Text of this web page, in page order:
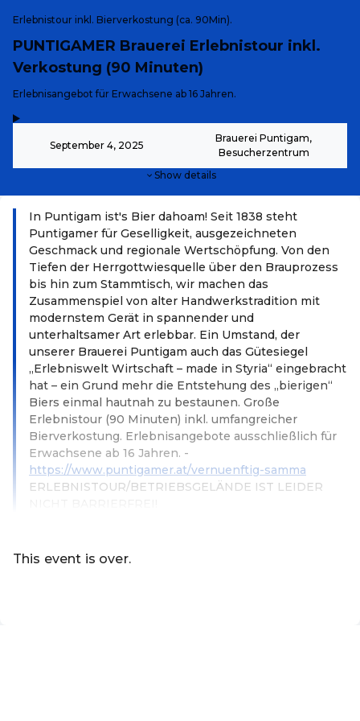
Erlebnistour inkl. Bierverkostung (ca. 90Min).
PUNTIGAMER Brauerei Erlebnistour inkl.
Verkostung (90 Minuten)
-
Erlebnisangebot für Erwachsene ab 16 Jahren.
September 4, 2025
Brauerei Puntigam,
Besucherzentrum
Show details
In Puntigam ist's Bier dahoam! Seit 1838 steht
Puntigamer für Geselligkeit, ausgezeichneten
Geschmack und regionale Wertschöpfung. Von den
Tiefen der Herrgottwiesquelle über den Brauprozess
bis hin zum Stammtisch, wir machen das
Zusammenspiel von alter Handwerkstradition mit
modernstem Gerät in spannender und
unterhaltsamer Art erlebbar. Ein Umstand, der
unserer Brauerei Puntigam auch das Gütesiegel
„Erlebniswelt Wirtschaft – made in Styria“ eingebracht
hat – ein Grund mehr die Entstehung des „bierigen“
Biers einmal hautnah zu bestaunen. Große
Erlebnistour (90 Minuten) inkl. umfangreicher
Bierverkostung. Erlebnisangebote ausschließlich für
Erwachsene ab 16 Jahren. -
https://www.puntigamer.at/vernuenftig-samma
ERLEBNISTOUR/BETRIEBSGELÄNDE IST LEIDER
This event is over.